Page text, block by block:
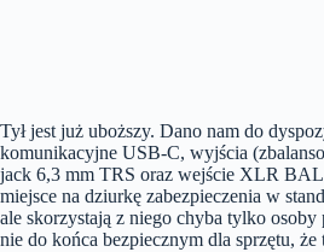
Tył jest już uboższy. Dano nam do
komunikacyjne USB-C, wyjścia
jack 6,3 mm TRS oraz wejście XLR BAL
miejsce na dziurkę zabezpieczenia w
ale skorzystają z niego chyba tylko
nie do końca bezpiecznym dla sprzętu, że